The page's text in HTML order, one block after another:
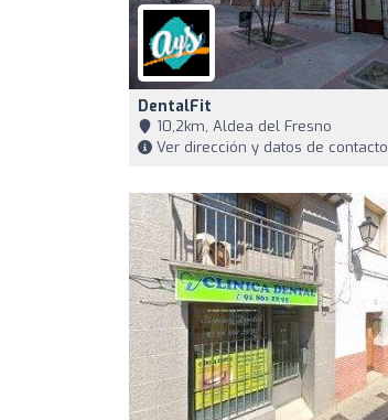
DentalFit
10,2km, Aldea del Fresno
Ver dirección y datos de contacto